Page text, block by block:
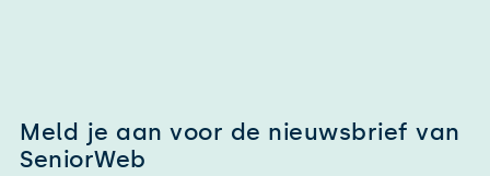
Meld je aan voor de nieuwsbrief van
SeniorWeb